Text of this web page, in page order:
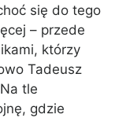
się do tego
– przede
którzy
Tadeusz
tle
gdzie